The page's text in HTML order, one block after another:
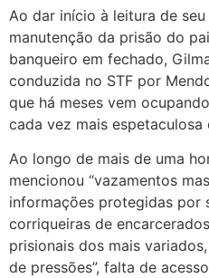
Ao dar início à leitura de
manutenção da prisão do
banqueiro em fechado,
conduzida no STF por
que há meses vem
cada vez mais espetaculosa
Ao longo de mais de uma
mencionou “vazamentos
informações protegidas por
corriqueiras de
prisionais dos mais
de pressões”, falta de